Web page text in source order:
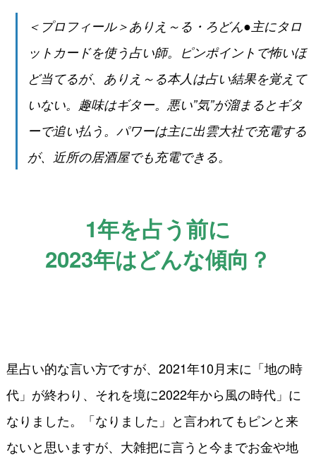
＜プロフィール＞ありえ～る・ろどん●主にタロ
ットカードを使う占い師。ピンポイントで怖いほ
ど当てるが、ありえ～る本人は占い結果を覚えて
いない。趣味はギター。悪い”気”が溜まるとギタ
ーで追い払う。パワーは主に出雲大社で充電する
が、近所の居酒屋でも充電できる。
1年を占う前に
2023年はどんな傾向？
星占い的な言い方ですが、2021年10月末に「地の時
代」が終わり、それを境に2022年から風の時代」に
なりました。「なりました」と言われてもピンと来
ないと思いますが、大雑把に言うと今までお金や地